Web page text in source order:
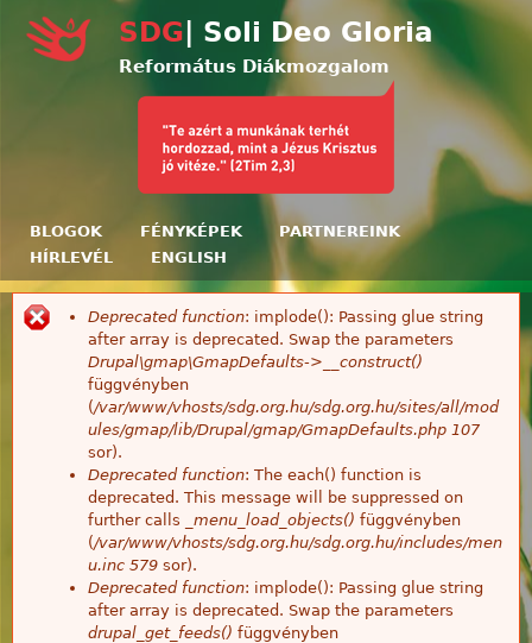
Ugrás a tartalomra
SDG | Soli Deo Gloria
Református Diákmozgalom
BLOGOK FÉNYKÉPEK
PARTNEREINK
HÍRLEVÉL
ENGLISH
Hibaüzenet
Deprecated function: implode(): Passing glue string
after array is deprecated. Swap the parameters
Drupal\gmap\GmapDefaults->__construct()
függvényben
(/var/www/vhosts/sdg.org.hu/sdg.org.hu/sites/all/mod
ules/gmap/lib/Drupal/gmap/GmapDefaults.php 107
sor).
Deprecated function: The each() function is
deprecated. This message will be suppressed on
further calls
_menu_load_objects() függvényben
(/var/www/vhosts/sdg.org.hu/sdg.org.hu/includes/men
u.inc 579 sor).
Deprecated function: implode(): Passing glue string
after array is deprecated. Swap the parameters
drupal_get_feeds() függvényben